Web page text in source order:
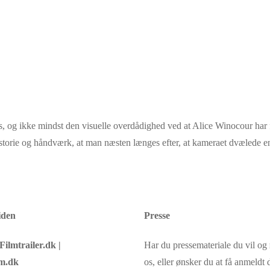
og ikke mindst den visuelle overdådighed ved at Alice Winocour
og håndværk, at man næsten længes efter, at kameraet dvælede
Filmtrailer.dk |
Presse
Har du pressemateriale du vil og
os, eller ønsker du at få anmeldt